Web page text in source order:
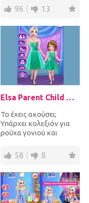
είναι ένα απλό κορίτσι
γυμνασ...
96 13
Elsa Parent Child Outfit Collection
Το έχεις ακούσει;
Υπάρχει κολεξιόν για
ρούχα γονιού και
Παγωμένη πριγκίπισσα
μαζί με...
58 8